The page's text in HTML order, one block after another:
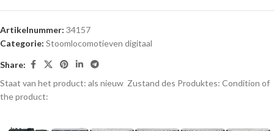
Artikelnummer: 34157
Categorie: Stoomlocomotieven digitaal
Share:
Staat van het product: als nieuw Zustand des Produktes: Condition of
the product: